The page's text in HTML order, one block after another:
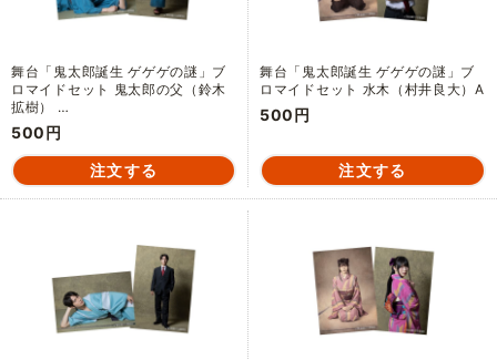
舞台「鬼太郎誕生 ゲゲゲの謎」ブ
ロマイドセット 鬼太郎の父（鈴木
拡樹） …
500円
舞台「鬼太郎誕生 ゲゲゲの謎」ブ
ロマイドセット 水木（村井良大）A
500円